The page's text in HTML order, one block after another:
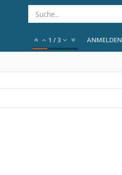
1 /3 ANMELDEN